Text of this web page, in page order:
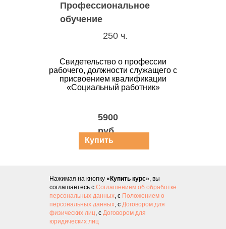
Профессиональное
обучение
250 ч.
5900
руб.
Свидетельство о профессии
рабочего, должности служащего с
присвоением квалификации
«Социальный работник»
Купить
курс
Нажимая на кнопку «Купить курс», вы
соглашаетесь с Соглашением об обработке
персональных данных, с Положением о
персональных данных, с Договором для
физических лиц, с Договором для
юридических лиц